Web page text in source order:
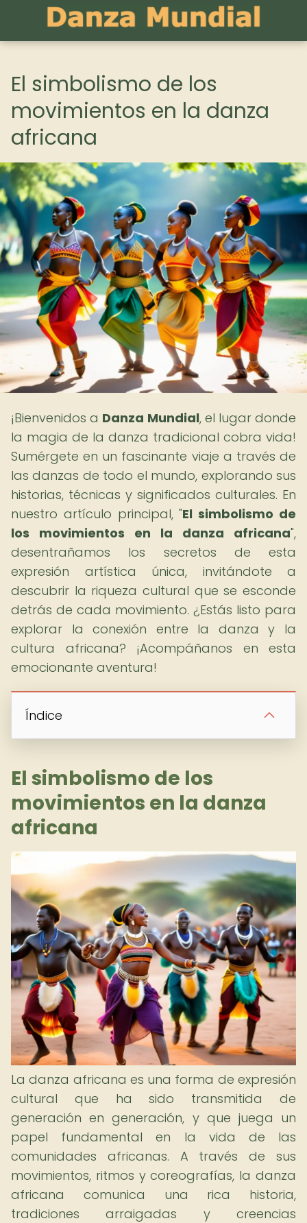
El simbolismo de los
movimientos en la danza
africana
¡Bienvenidos a Danza Mundial, el lugar donde
la magia de la danza tradicional cobra vida!
Sumérgete en un fascinante viaje a través de
las danzas de todo el mundo, explorando sus
historias, técnicas y significados culturales. En
nuestro artículo principal, "El simbolismo de
los movimientos en la danza africana",
desentrañamos los secretos de esta
expresión artística única, invitándote a
descubrir la riqueza cultural que se esconde
detrás de cada movimiento. ¿Estás listo para
explorar la conexión entre la danza y la
cultura africana? ¡Acompáñanos en esta
emocionante aventura!
Índice
El simbolismo de los
movimientos en la danza
africana
La danza africana es una forma de expresión
cultural que ha sido transmitida de
generación en generación, y que juega un
papel fundamental en la vida de las
comunidades africanas. A través de sus
movimientos, ritmos y coreografías, la danza
africana comunica una rica historia,
tradiciones arraigadas y creencias